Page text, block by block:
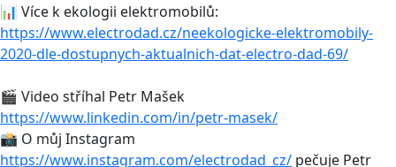
📊 Více k ekologii elektromobilů:
https://www.electrodad.cz/neekologicke-elektromobily-
2020-dle-dostupnych-aktualnich-dat-electro-dad-69/
🎬 Video stříhal Petr Mašek
https://www.linkedin.com/in/petr-masek/
📸 O můj Instagram
https://www.instagram.com/electrodad_cz/ pečuje Petr